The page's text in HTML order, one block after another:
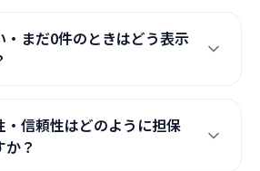
。非公開に設定した場合でも、不正
のみ内容を確認できる仕組みです。
・まだ0件のときはどう表示
示します。評価がまだない場合は、
表示になります。
・信頼性はどのように担保
？